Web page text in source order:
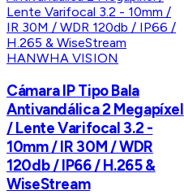
HANWHA VISION
Cámara IP Tipo Bala
Antivandálica 2 Megapíxel
/ Lente Varifocal 3.2 -
10mm / IR 30M / WDR
120db / IP66 / H.265 &
WiseStream